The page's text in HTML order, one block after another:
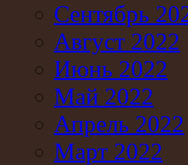
Сентябрь
Август 2022
Июнь 2022
Май 2022
Апрель 2022
Март 2022